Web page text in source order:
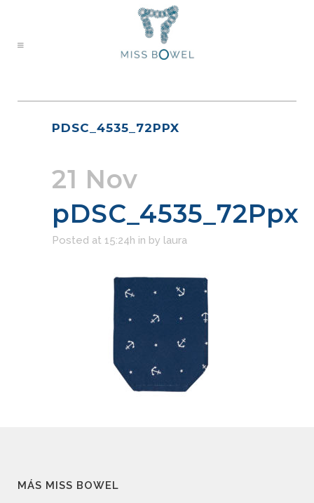
PDSC_4535_72PPX
21 Nov
pDSC_4535_72Ppx
Posted at 15:24h in by laura
MÁS MISS BOWEL